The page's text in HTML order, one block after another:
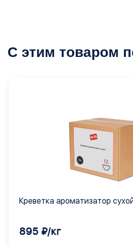
С этим товаром
Креветка ароматизатор
895 ₽/кг